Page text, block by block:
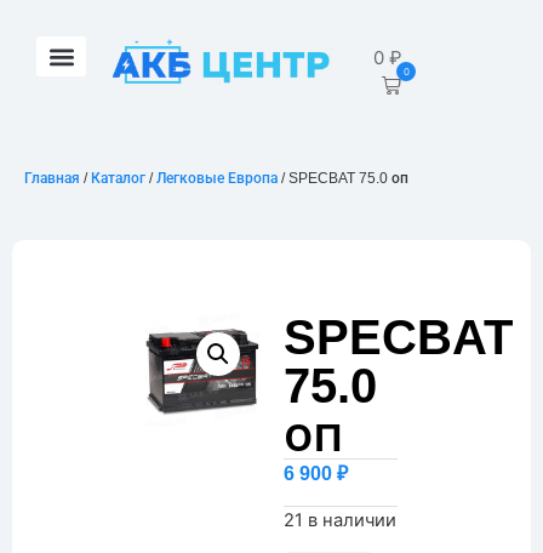
0₽
0
Главная / Каталог /Легковые Европа / SPECBAT 75.0 оп
SPECBAT
75.0
оп
6 900 ₽
21 в наличии